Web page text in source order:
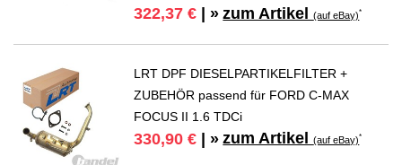
322,37 € | » zum Artikel(auf eBay)*
LRT DPF DIESELPARTIKELFILTER +
ZUBEHÖR passend für FORD C-MAX
FOCUS II 1.6 TDCi
330,90 € | » zum Artikel(auf eBay)*